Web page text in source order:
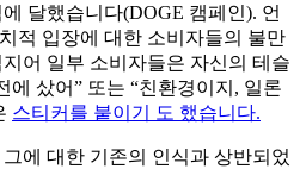
달했습니다(DOGE 캠페인). 언
적 입장에 대한 소비자들의 불만
어 일부 소비자들은 자신의 테슬
에 샀어” 또는 “친환경이지, 일론
스티커를 붙이기 도 했습니다.
에 대한 기존의 인식과 상반되었